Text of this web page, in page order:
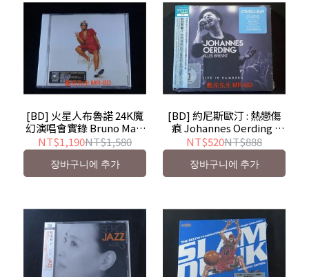
[BD] 火星人布魯諾 24K魔
幻演唱會實錄 Bruno Mars
Xxivk Magic BD + CD 雙碟
版
NT$1,190NT$1,580
장바구니에 추가
[BD] 約尼斯歐汀 : 熱戀傷
痕 Johannes Oerding :
Alles Brennt-Live In
Hamburg BD + CD 雙碟影
音加值盤
NT$520NT$888
장바구니에 추가